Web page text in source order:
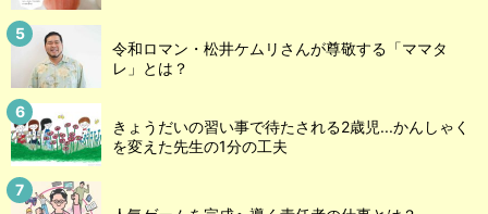
令和ロマン・松井ケムリさんが尊敬する「ママタ
レ」とは？
きょうだいの習い事で待たされる2歳児...かんしゃく
を変えた先生の1分の工夫